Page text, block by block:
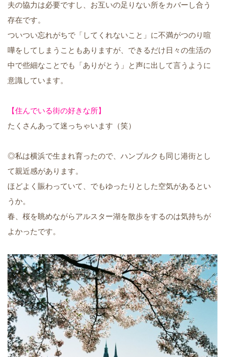
夫の協力は必要ですし、お互いの足りない所をカバーし合う
存在です。
ついつい忘れがちで「してくれないこと」に不満がつのり喧
嘩をしてしまうこともありますが、できるだけ日々の生活の
中で些細なことでも「ありがとう」と声に出して言うように
意識しています。
【住んでいる街の好きな所】
たくさんあって迷っちゃいます（笑）
◎私は横浜で生まれ育ったので、ハンブルクも同じ港街とし
て親近感があります。
ほどよく賑わっていて、でもゆったりとした空気があるとい
うか。
春、桜を眺めながらアルスター湖を散歩をするのは気持ちが
よかったです。